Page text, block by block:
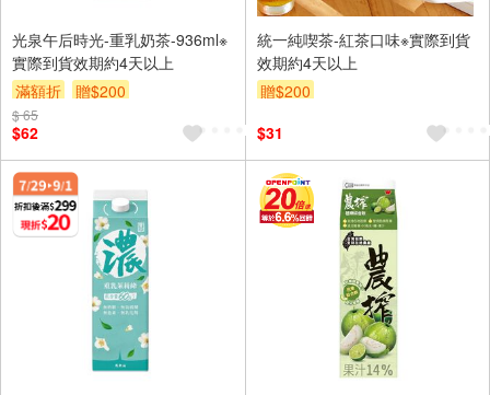
光泉午后時光-重乳奶茶-936ml※
實際到貨效期約4天以上
滿額折
贈$200
$ 65
$62
統一純喫茶-紅茶口味※實際到貨
效期約4天以上
贈$200
$31